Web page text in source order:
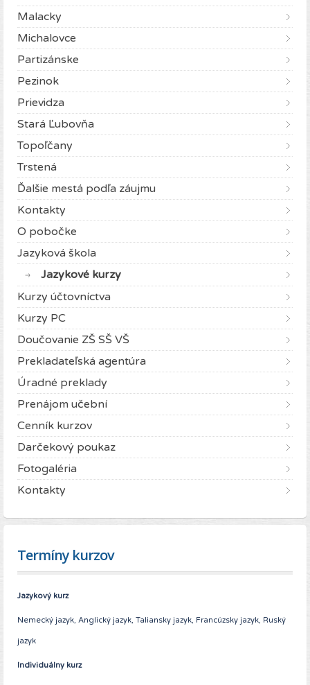
Malacky
Michalovce
Partizánske
Pezinok
Prievidza
Stará Ľubovňa
Topoľčany
Trstená
Ďalšie mestá podľa záujmu
Kontakty
O pobočke
Jazyková škola
Jazykové kurzy
Kurzy účtovníctva
Kurzy PC
Doučovanie ZŠ SŠ VŠ
Prekladateľská agentúra
Úradné preklady
Prenájom učební
Cenník kurzov
Darčekový poukaz
Fotogaléria
Kontakty
Termíny kurzov
Jazykový kurz
Nemecký jazyk, Anglický jazyk, Taliansky jazyk, Francúzsky jazyk, Ruský
jazyk
Individuálny kurz